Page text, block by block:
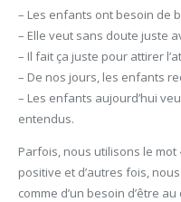
– Les enfants ont besoin de
– Elle veut sans doute juste
– Il fait ça juste pour attirer
– De nos jours, les enfants
– Les enfants aujourd’hui
entendus.
Parfois, nous utilisons le
positive et d’autres fois,
comme d’un besoin d’être